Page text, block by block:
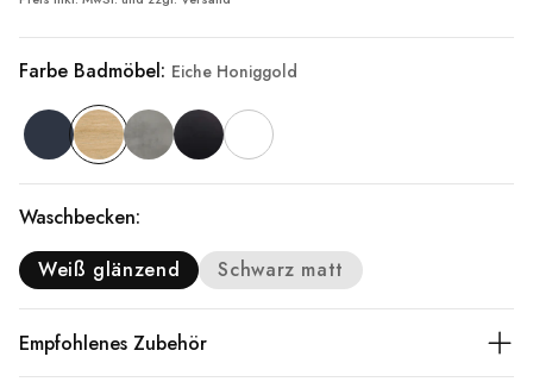
Farbe Badmöbel: Eiche Honiggold
Waschbecken:
Weiß glänzend
Schwarz matt
Empfohlenes Zubehör